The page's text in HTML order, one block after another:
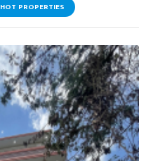
HOT PROPERTIES